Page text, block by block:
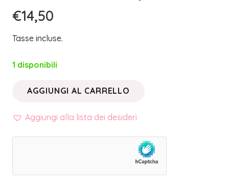
€14,50
Tasse incluse.
1 disponibili
UNGHIE
|
AGGIUNGI AL CARRELLO
Aggiungi alla lista dei desideri